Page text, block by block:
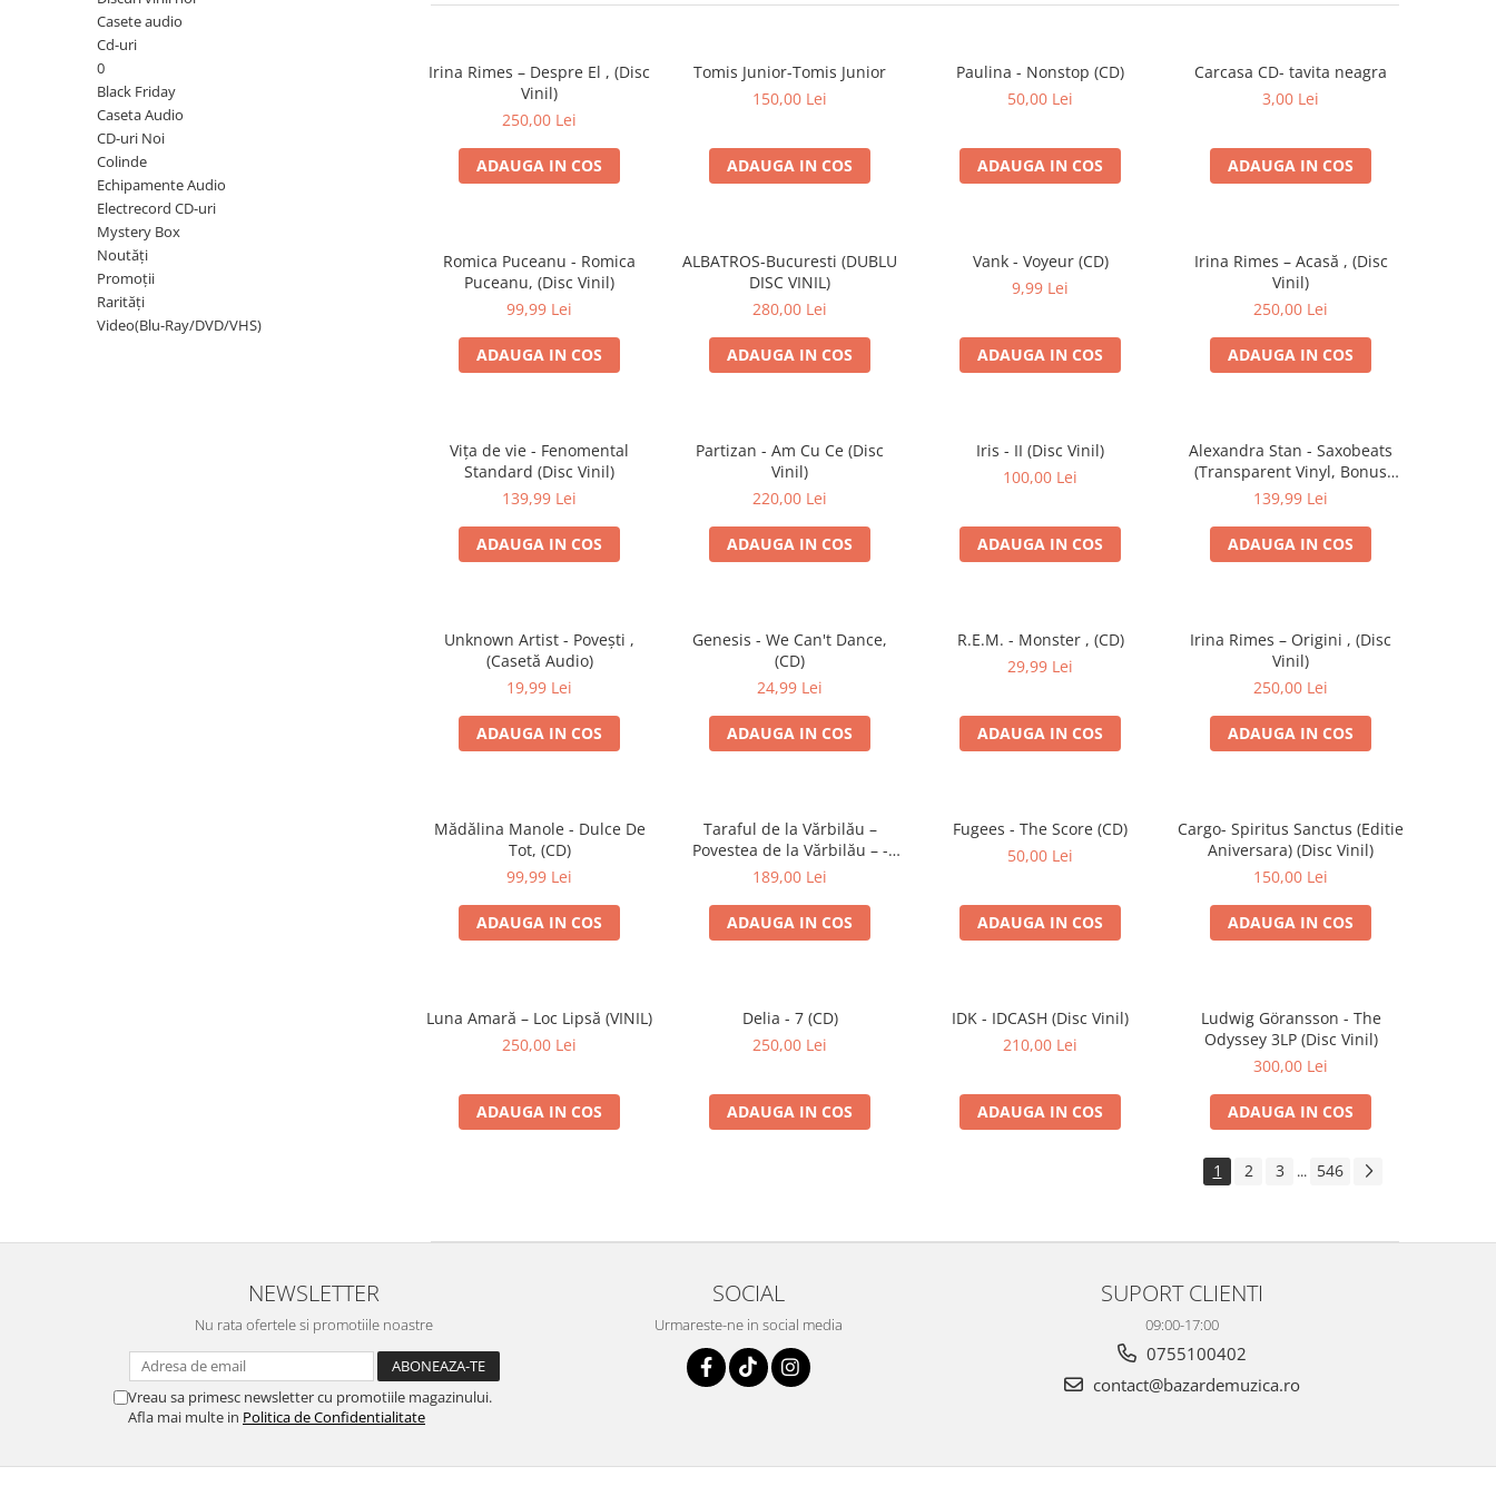
Viniluri Românești
Colecția Electrecord
Casete audio
Cd-uri
0
Black Friday
Caseta Audio
CD-uri Noi
Colinde
Echipamente Audio
Electrecord CD-uri
Mystery Box
Noutăți
Promoții
Rarități
Video(Blu-Ray/DVD/VHS)
Irina Rimes – Despre El , (Disc
Vinil)
250,00 Lei
ADAUGA IN COS
Tomis Junior-Tomis Junior
150,00 Lei
ADAUGA IN COS
Paulina - Nonstop (CD)
50,00 Lei
ADAUGA IN COS
Carcasa CD- tavita neagra
3,00 Lei
ADAUGA IN COS
Romica Puceanu - Romica
Puceanu, (Disc Vinil)
99,99 Lei
ADAUGA IN COS
ALBATROS-Bucuresti (DUBLU
DISC VINIL)
280,00 Lei
ADAUGA IN COS
Vank - Voyeur (CD)
9,99 Lei
ADAUGA IN COS
Irina Rimes – Acasă , (Disc
Vinil)
250,00 Lei
ADAUGA IN COS
Vița de vie - Fenomental
Standard (Disc Vinil)
139,99 Lei
ADAUGA IN COS
Partizan - Am Cu Ce (Disc
Vinil)
220,00 Lei
ADAUGA IN COS
Iris - II (Disc Vinil)
100,00 Lei
ADAUGA IN COS
Alexandra Stan - Saxobeats
(Transparent Vinyl, Bonus
Tracks) ) (Disc Vinil)
139,99 Lei
ADAUGA IN COS
Unknown Artist - Povești ,
(Casetă Audio)
19,99 Lei
ADAUGA IN COS
Genesis - We Can't Dance,
(CD)
24,99 Lei
ADAUGA IN COS
R.E.M. - Monster , (CD)
29,99 Lei
ADAUGA IN COS
Irina Rimes – Origini , (Disc
Vinil)
250,00 Lei
ADAUGA IN COS
Mădălina Manole - Dulce De
Tot, (CD)
99,99 Lei
ADAUGA IN COS
Taraful de la Vărbilău –
Povestea de la Vărbilău – -
Electrecord, (Disc Vinil)
189,00 Lei
ADAUGA IN COS
Fugees - The Score (CD)
50,00 Lei
ADAUGA IN COS
Cargo- Spiritus Sanctus (Editie
Aniversara) (Disc Vinil)
150,00 Lei
ADAUGA IN COS
Luna Amară – Loc Lipsă (VINIL)
250,00 Lei
ADAUGA IN COS
Delia - 7 (CD)
250,00 Lei
ADAUGA IN COS
IDK - IDCASH (Disc Vinil)
210,00 Lei
ADAUGA IN COS
Ludwig Göransson - The
Odyssey 3LP (Disc Vinil)
300,00 Lei
ADAUGA IN COS
1 2 3 ... 546
NEWSLETTER
Nu rata ofertele si promotiile noastre
Vreau sa primesc newsletter cu promotiile magazinului.
Afla mai multe in Politica de Confidentialitate
SOCIAL
Urmareste-ne in social media
SUPORT CLIENTI
09:00-17:00
0755100402
contact@bazardemuzica.ro